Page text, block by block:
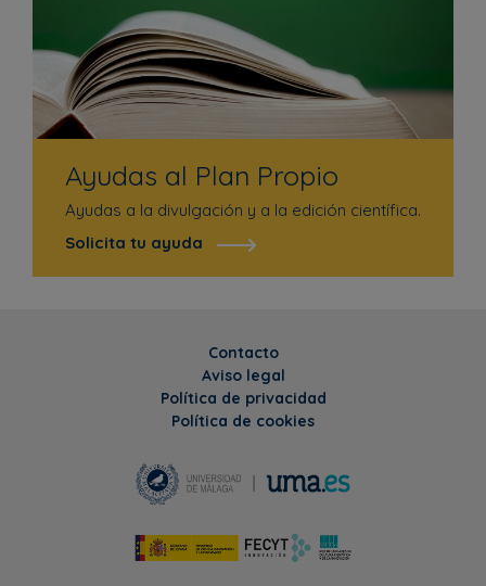
Ayudas al Plan Propio
Ayudas a la divulgación y a la edición científica.
Solicita tu ayuda
Contacto
Aviso legal
Política de privacidad
Política de cookies